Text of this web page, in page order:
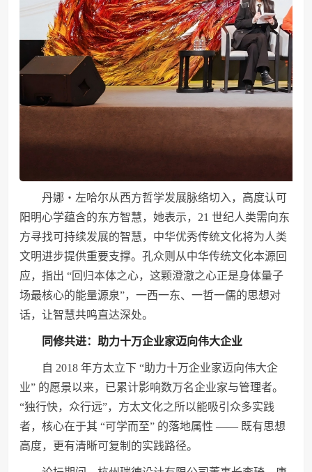
丹娜・左哈尔从西方哲学发展脉络切入，高度认可
阳明心学蕴含的东方智慧，她表示，21 世纪人类需向东
方寻找可持续发展的智慧，中华优秀传统文化将为人类
文明进步提供重要支撑。孔众则从中华传统文化本源回
应，指出 “回归本体之心，这颗澄澈之心正是身体量子
场最核心的能量源泉”，一西一东、一哲一儒的思想对
话，让智慧共鸣直达深处。
同修共进：助力十万企业家迈向伟大企业
自 2018 年方太立下 “助力十万企业家迈向伟大企
业” 的愿景以来，已累计影响数万名企业家与管理者。
“独行快，众行远”，方太文化之所以能吸引众多实践
者，核心在于其 “可学而至” 的落地属性 —— 既有思想
高度，更有清晰可复制的实践路径。